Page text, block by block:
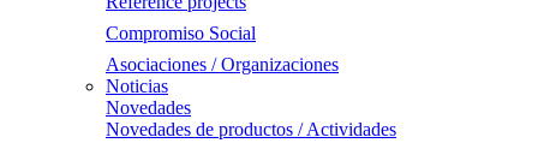
Compromiso Social
Asociaciones / Organizaciones
Noticias
Novedades
Novedades de productos / Actividades